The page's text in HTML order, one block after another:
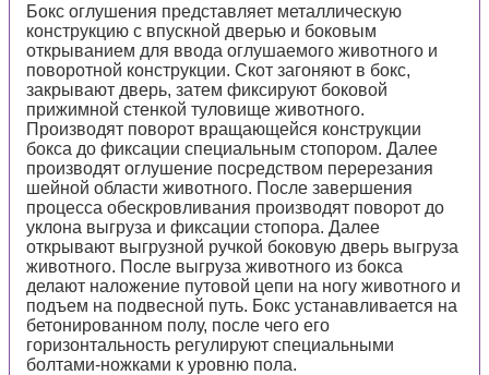
Бокс оглушения представляет металлическую
конструкцию с впускной дверью и боковым
открыванием для ввода оглушаемого животного и
поворотной конструкции. Скот загоняют в бокс,
закрывают дверь, затем фиксируют боковой
прижимной стенкой туловище животного.
Производят поворот вращающейся конструкции
бокса до фиксации специальным стопором. Далее
производят оглушение посредством перерезания
шейной области животного. После завершения
процесса обескровливания производят поворот до
уклона выгруза и фиксации стопора. Далее
открывают выгрузной ручкой боковую дверь выгруза
животного. После выгруза животного из бокса
делают наложение путовой цепи на ногу животного и
подъем на подвесной путь. Бокс устанавливается на
бетонированном полу, после чего его
горизонтальность регулируют специальными
болтами-ножками к уровню пола.